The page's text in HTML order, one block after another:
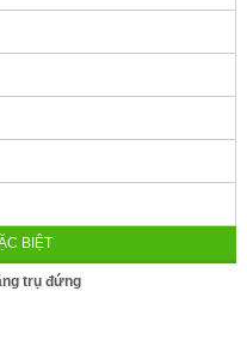
BIỆT
trụ đứng